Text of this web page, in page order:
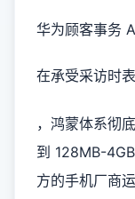
华为顾客事务
在承受采访时
，鸿蒙体系彻
到 128MB-
方的手机厂商